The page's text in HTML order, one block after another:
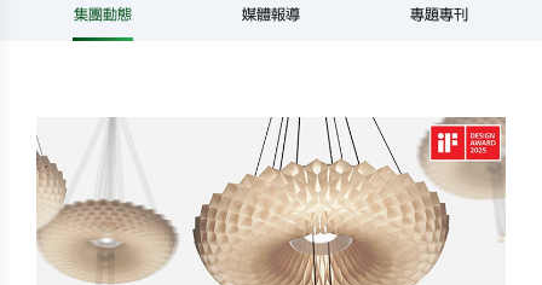
集團動態 媒體報導 專題專刊